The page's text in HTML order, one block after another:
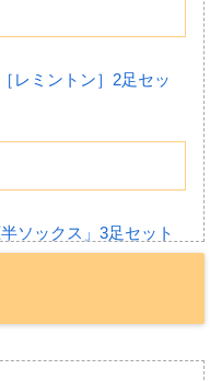
レミントン］2足セッ
ソックス」3足セット
ン】（11月12日）
「イヤファッション」
4,180円&特典プレゼ
【安眠枕/イタリア フ